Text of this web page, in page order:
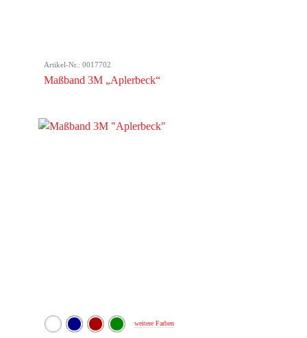
Artikel-Nr.: 0017702
Maßband 3M „Aplerbeck“
weitere Farben